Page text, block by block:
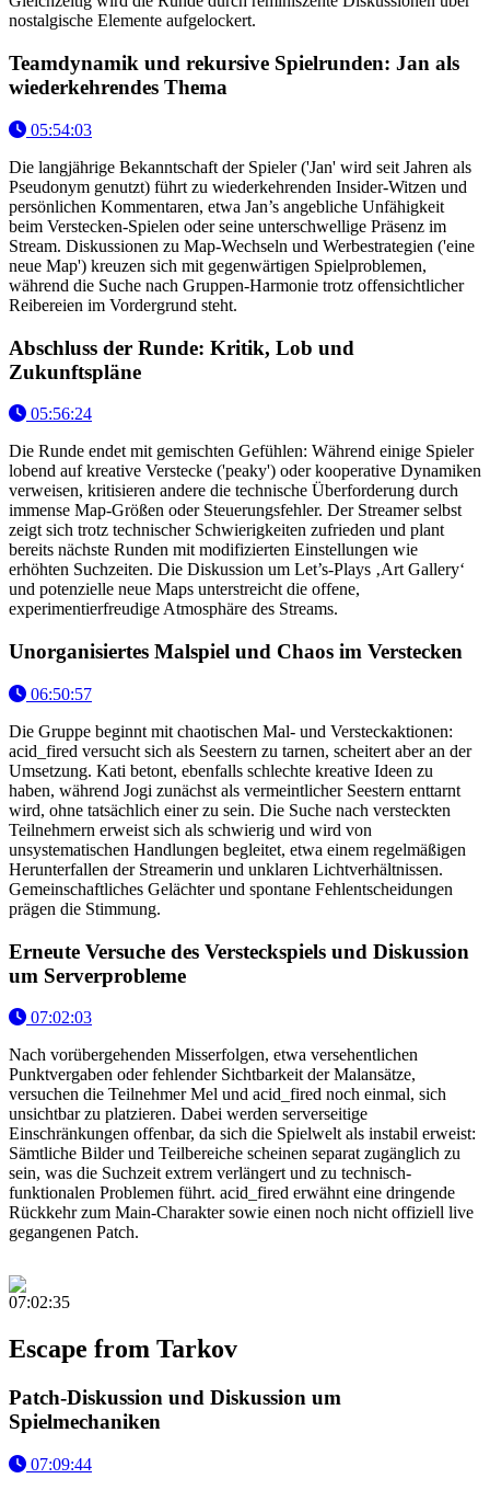
nostalgische Elemente aufgelockert.
Teamdynamik und rekursive Spielrunden: Jan als
wiederkehrendes Thema
05:54:03
Die langjährige Bekanntschaft der Spieler ('Jan' wird seit Jahren als
Pseudonym genutzt) führt zu wiederkehrenden Insider-Witzen und
persönlichen Kommentaren, etwa Jan’s angebliche Unfähigkeit
beim Verstecken-Spielen oder seine unterschwellige Präsenz im
Stream. Diskussionen zu Map-Wechseln und Werbestrategien ('eine
neue Map') kreuzen sich mit gegenwärtigen Spielproblemen,
während die Suche nach Gruppen-Harmonie trotz offensichtlicher
Reibereien im Vordergrund steht.
Abschluss der Runde: Kritik, Lob und
Zukunftspläne
05:56:24
Die Runde endet mit gemischten Gefühlen: Während einige Spieler
lobend auf kreative Verstecke ('peaky') oder kooperative Dynamiken
verweisen, kritisieren andere die technische Überforderung durch
immense Map-Größen oder Steuerungsfehler. Der Streamer selbst
zeigt sich trotz technischer Schwierigkeiten zufrieden und plant
bereits nächste Runden mit modifizierten Einstellungen wie
erhöhten Suchzeiten. Die Diskussion um Let’s-Plays ‚Art Gallery‘
und potenzielle neue Maps unterstreicht die offene,
experimentierfreudige Atmosphäre des Streams.
Unorganisiertes Malspiel und Chaos im Verstecken
06:50:57
Die Gruppe beginnt mit chaotischen Mal- und Versteckaktionen:
acid_fired versucht sich als Seestern zu tarnen, scheitert aber an der
Umsetzung. Kati betont, ebenfalls schlechte kreative Ideen zu
haben, während Jogi zunächst als vermeintlicher Seestern enttarnt
wird, ohne tatsächlich einer zu sein. Die Suche nach versteckten
Teilnehmern erweist sich als schwierig und wird von
unsystematischen Handlungen begleitet, etwa einem regelmäßigen
Herunterfallen der Streamerin und unklaren Lichtverhältnissen.
Gemeinschaftliches Gelächter und spontane Fehlentscheidungen
prägen die Stimmung.
Erneute Versuche des Versteckspiels und Diskussion
um Serverprobleme
07:02:03
Nach vorübergehenden Misserfolgen, etwa versehentlichen
Punktvergaben oder fehlender Sichtbarkeit der Malansätze,
versuchen die Teilnehmer Mel und acid_fired noch einmal, sich
unsichtbar zu platzieren. Dabei werden serverseitige
Einschränkungen offenbar, da sich die Spielwelt als instabil erweist:
Sämtliche Bilder und Teilbereiche scheinen separat zugänglich zu
sein, was die Suchzeit extrem verlängert und zu technisch-
funktionalen Problemen führt. acid_fired erwähnt eine dringende
Rückkehr zum Main-Charakter sowie einen noch nicht offiziell live
gegangenen Patch.
07:02:35
Escape from Tarkov
Patch-Diskussion und Diskussion um
Spielmechaniken
07:09:44